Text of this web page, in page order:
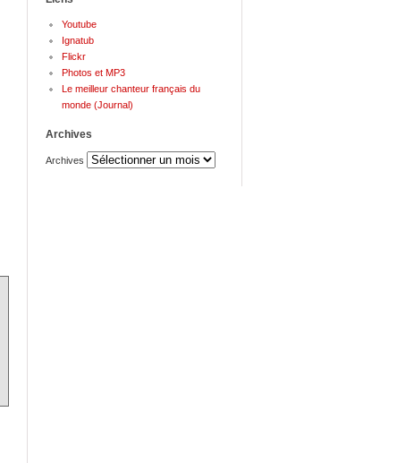
Youtube
Ignatub
Flickr
Photos et MP3
Le meilleur chanteur français du
monde (Journal)
Archives
Archives